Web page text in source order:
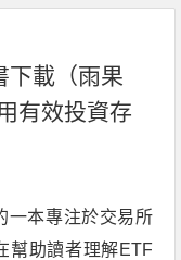
下載（雨果
有效投資存
一本專注於交易所
幫助讀者理解ETF